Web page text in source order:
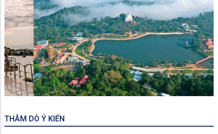
Khu Du Lịch Núi Cấm
THĂM DÒ Ý KIẾN